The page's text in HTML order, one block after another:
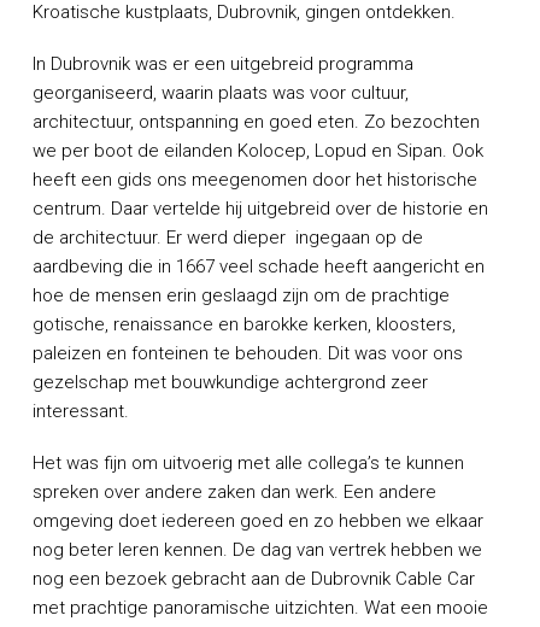
Kroatische kustplaats, Dubrovnik, gingen ontdekken.
In Dubrovnik was er een uitgebreid programma
georganiseerd, waarin plaats was voor cultuur,
architectuur, ontspanning en goed eten. Zo bezochten
we per boot de eilanden Kolocep, Lopud en Sipan. Ook
heeft een gids ons meegenomen door het historische
centrum. Daar vertelde hij uitgebreid over de historie en
de architectuur. Er werd dieper ingegaan op de
aardbeving die in 1667 veel schade heeft aangericht en
hoe de mensen erin geslaagd zijn om de prachtige
gotische, renaissance en barokke kerken, kloosters,
paleizen en fonteinen te behouden. Dit was voor ons
gezelschap met bouwkundige achtergrond zeer
interessant.
Het was fijn om uitvoerig met alle collega’s te kunnen
spreken over andere zaken dan werk. Een andere
omgeving doet iedereen goed en zo hebben we elkaar
nog beter leren kennen. De dag van vertrek hebben we
nog een bezoek gebracht aan de Dubrovnik Cable Car
met prachtige panoramische uitzichten. Wat een mooie